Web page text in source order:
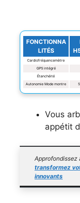
FONCTIONNA
LITÉS
Cardiofréquencemètre
GPS intégré
Étanchéité
Autonomie Mode montre
Vous
appétit
Approfondissez
transformez
innovants